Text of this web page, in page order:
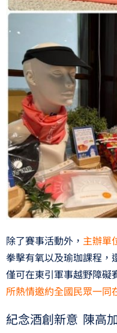
除了賽事活動外， 主辦單
拳擊有氧以及瑜珈課程，
僅可在東引軍事越野障礙
所熱情邀約全國民眾一同
紀念酒創新意 陳高